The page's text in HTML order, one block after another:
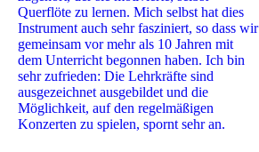
Querflöte zu lernen. Mich selbst hat dies
Instrument auch sehr fasziniert, so dass wir
gemeinsam vor mehr als 10 Jahren mit
dem Unterricht begonnen haben. Ich bin
sehr zufrieden: Die Lehrkräfte sind
ausgezeichnet ausgebildet und die
Möglichkeit, auf den regelmäßigen
Konzerten zu spielen, spornt sehr an.